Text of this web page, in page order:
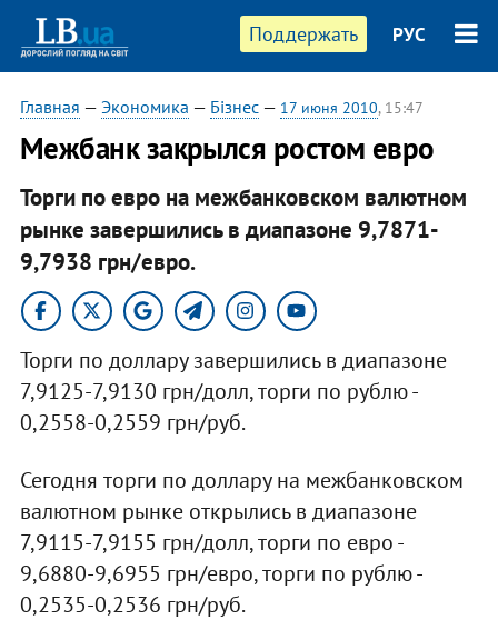
Поддержать РУС
Главная — Экономика — Бізнес— 17 июня 2010, 15:47
Межбанк закрылся ростом евро
Торги по евро на межбанковском валютном
рынке завершились в диапазоне 9,7871-
9,7938 грн/евро.
Торги по доллару завершились в диапазоне
7,9125-7,9130 грн/долл, торги по рублю -
0,2558-0,2559 грн/руб.
Сегодня торги по доллару на межбанковском
валютном рынке открылись в диапазоне
7,9115-7,9155 грн/долл, торги по евро -
9,6880-9,6955 грн/евро, торги по рублю -
0,2535-0,2536 грн/руб.